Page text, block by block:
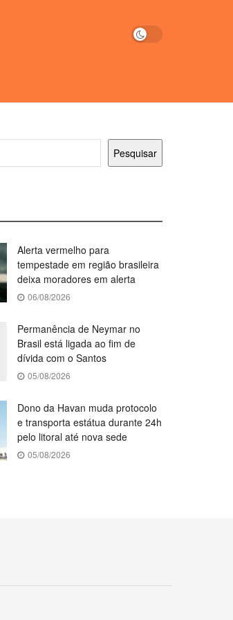
Pesquisar
Alerta vermelho para
tempestade em região brasileira
deixa moradores em alerta
06/08/2026
Permanência de Neymar no
Brasil está ligada ao fim de
dívida com o Santos
05/08/2026
Dono da Havan muda protocolo
e transporta estátua durante 24h
pelo litoral até nova sede
05/08/2026